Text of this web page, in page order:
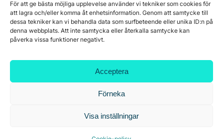
För att ge bästa möjliga upplevelse använder vi tekniker som cookies för
att lagra och/eller komma åt enhetsinformation. Genom att samtycke till
dessa tekniker kan vi behandla data som surfbeteende eller unika ID:n på
denna webbplats. Att inte samtycka eller återkalla samtycke kan
påverka vissa funktioner negativt.
Acceptera
Förneka
Visa inställningar
7A återöppnar mötesvåning på Vasagatan